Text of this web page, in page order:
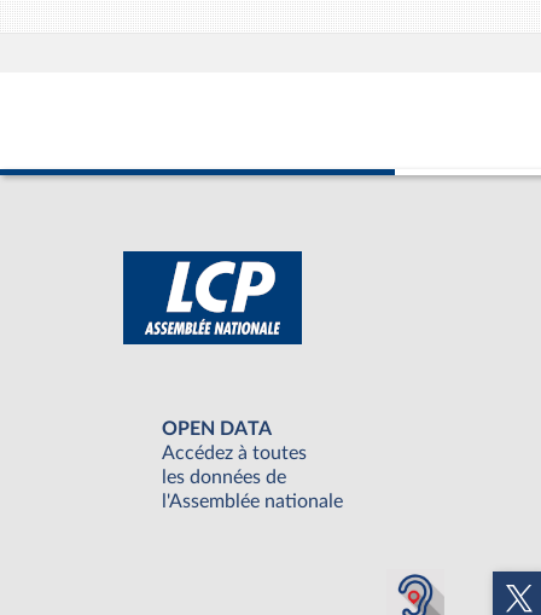
OPEN DATA
Accédez à toutes
les données de
l'Assemblée nationale